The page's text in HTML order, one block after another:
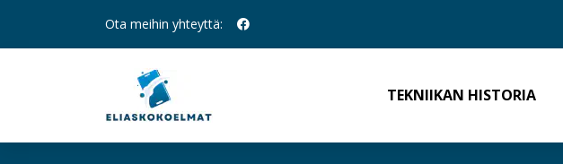
Ota meihin yhteyttä:
TEKNIIKAN HISTORIA